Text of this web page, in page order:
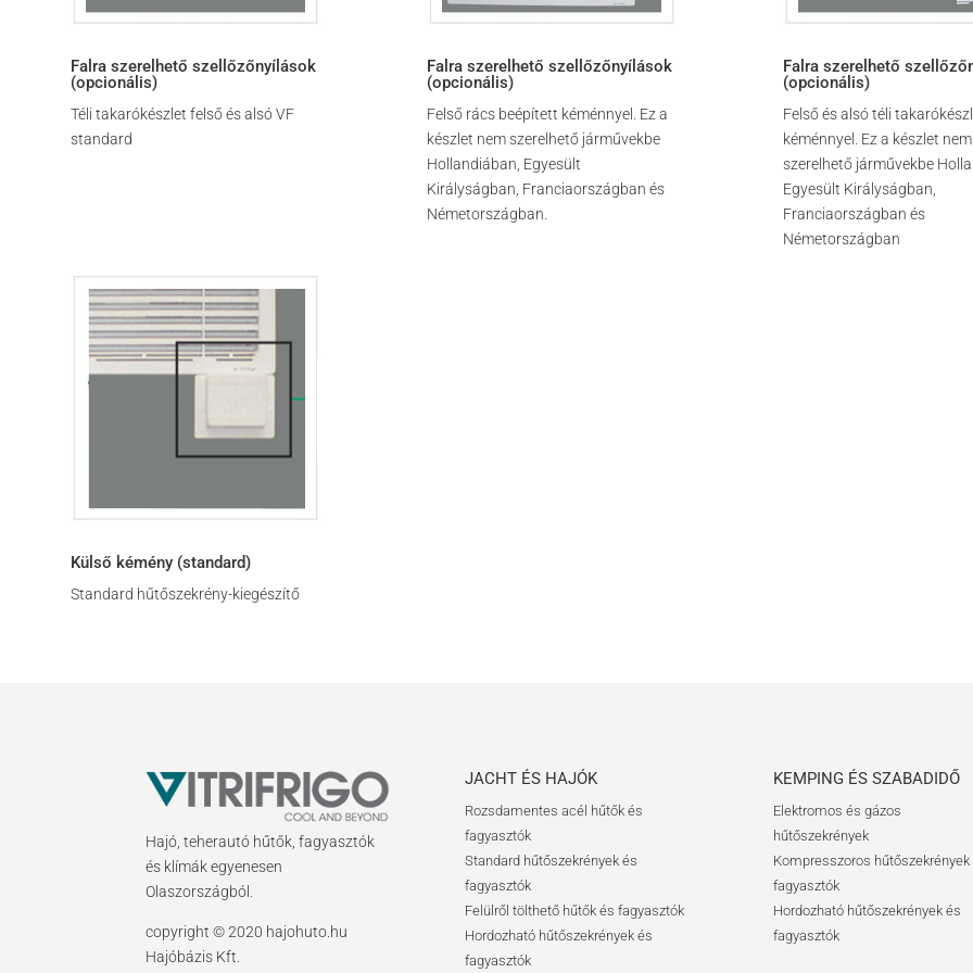
Falra szerelhető szellőzőnyílások
(opcionális)
Téli takarókészlet felső és alsó VF
standard
Falra szerelhető szellőzőnyílások
(opcionális)
Felső rács beépített kéménnyel. Ez a
készlet nem szerelhető járművekbe
Hollandiában, Egyesült
Királyságban, Franciaországban és
Németországban.
Falra szerelhető
(opcionális)
Felső és alsó téli
kéménnyel. Ez a készlet nem
szerelhető járművekbe
Egyesült Királyságban,
Franciaországban és
Németországban
Külső kémény (standard)
Standard hűtőszekrény-kiegészítő
Hajó, teherautó hűtők, fagyasztók
és klímák egyenesen
Olaszországból.
copyright © 2020 hajohuto.hu
Hajóbázis Kft.
JACHT ÉS HAJÓK
Rozsdamentes acél hűtők és
fagyasztók
Standard hűtőszekrények és
fagyasztók
Felülről tölthető hűtők és fagyasztók
Hordozható hűtőszekrények és
fagyasztók
KEMPING ÉS SZABADIDŐ
Elektromos és gázos
hűtőszekrények
Kompresszoros hűtőszekrények
fagyasztók
Hordozható hűtőszekrények és
fagyasztók